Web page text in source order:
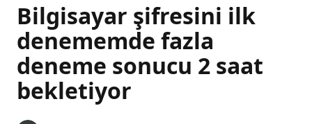
Bilgisayar şifresini ilk
denememde fazla
deneme sonucu 2 saat
bekletiyor